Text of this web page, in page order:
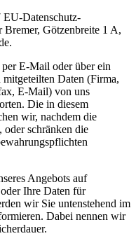
Datenschutz-
Götzenbreite 1 A,
E-Mail oder über ein
Daten (Firma,
E-Mail) von uns
Die in diesem
wir, nachdem die
oder schränken die
Angebots auf
Ihre Daten für
wir Sie untenstehend im
Dabei nennen wir